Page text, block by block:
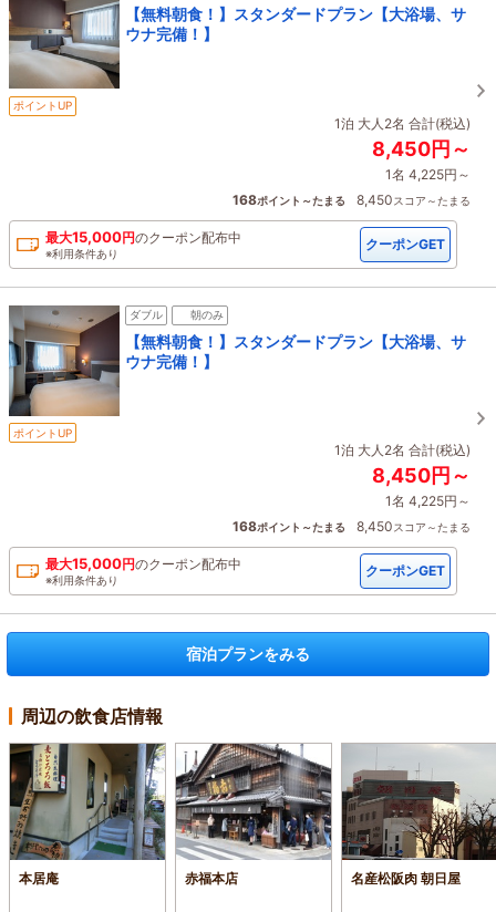
【無料朝食！】スタンダードプラン【大浴場、サ
ウナ完備！】
ポイントUP
1泊 大人2名 合計(税込)
8,450円～
1名 4,225円～
168ポイント～たまる 8,450スコア～たまる
最大15,000円のクーポン配布中
※利用条件あり
クーポンGET
ダブル 朝のみ
【無料朝食！】スタンダードプラン【大浴場、サ
ウナ完備！】
ポイントUP
1泊 大人2名 合計(税込)
8,450円～
1名 4,225円～
168ポイント～たまる 8,450スコア～たまる
最大15,000円のクーポン配布中
※利用条件あり
クーポンGET
宿泊プランをみる
周辺の飲食店情報
本居庵 赤福本店 名産松阪肉 朝日屋